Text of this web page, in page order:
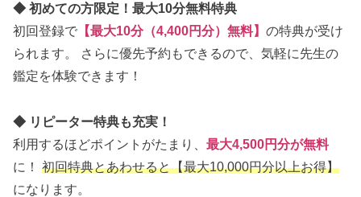
◆ 初めての方限定！最大10分無料特典
初回登録で 【最大10分（4,400円分）無料】 の特典が受け
られます。 さらに優先予約もできるので、気軽に先生の
鑑定を体験できます！
◆ リピーター特典も充実！
利用するほどポイントがたまり、 最大4,500円分が無料
に！ 初回特典とあわせると【最大10,000円分以上お得】
になります。